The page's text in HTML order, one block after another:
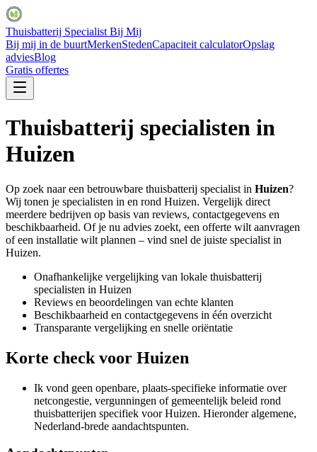
Thuisbatterij Specialist Bij Mij
Bij mij in de buurtMerkenStedenCapaciteit calculatorOpslag
adviesBlog
Gratis offertes
Thuisbatterij specialisten in
Huizen
Op zoek naar een betrouwbare thuisbatterij specialist in Huizen?
Wij tonen je specialisten in en rond Huizen. Vergelijk direct
meerdere bedrijven op basis van reviews, contactgegevens en
beschikbaarheid. Of je nu advies zoekt, een offerte wilt aanvragen
of een installatie wilt plannen – vind snel de juiste specialist in
Huizen.
Onafhankelijke vergelijking van lokale thuisbatterij
specialisten in Huizen
Reviews en beoordelingen van echte klanten
Beschikbaarheid en contactgegevens in één overzicht
Transparante vergelijking en snelle oriëntatie
Korte check voor Huizen
Ik vond geen openbare, plaats-specifieke informatie over
netcongestie, vergunningen of gemeentelijk beleid rond
thuisbatterijen specifiek voor Huizen. Hieronder algemene,
Nederland-brede aandachtspunten.